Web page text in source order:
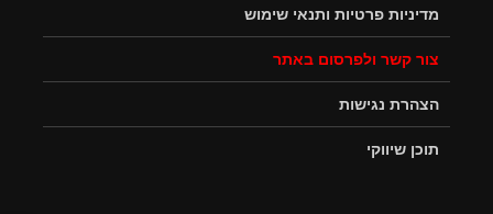
מדיניות פרטיות ותנאי שימוש
צור קשר ולפרסום באתר
הצהרת נגישות
תוכן שיווקי